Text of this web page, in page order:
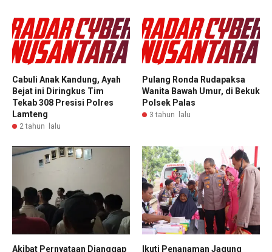
Cabuli Anak Kandung, Ayah
Bejat ini Diringkus Tim
Tekab 308 Presisi Polres
Lamteng
2 tahun lalu
Pulang Ronda Rudapaksa
Wanita Bawah Umur, di Bekuk
Polsek Palas
3 tahun lalu
Akibat Pernyataan Dianggap
Ikuti Penanaman Jagung